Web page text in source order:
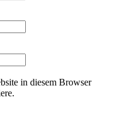
in diesem Browser